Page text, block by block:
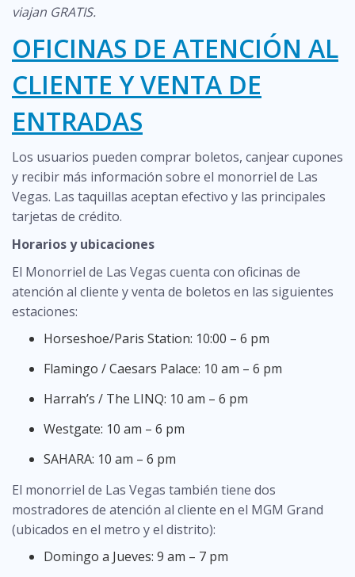
viajan GRATIS.
OFICINAS DE ATENCIÓN AL
CLIENTE Y VENTA DE
ENTRADAS
Los usuarios pueden comprar boletos, canjear cupones
y recibir más información sobre el monorriel de Las
Vegas. Las taquillas aceptan efectivo y las principales
tarjetas de crédito.
Horarios y ubicaciones
El Monorriel de Las Vegas cuenta con oficinas de
atención al cliente y venta de boletos en las siguientes
estaciones:
Horseshoe/Paris Station: 10:00 – 6 pm
Flamingo / Caesars Palace: 10 am – 6 pm
Harrah’s / The LINQ: 10 am – 6 pm
Westgate: 10 am – 6 pm
SAHARA: 10 am – 6 pm
El monorriel de Las Vegas también tiene dos
mostradores de atención al cliente en el MGM Grand
(ubicados en el metro y el distrito):
Domingo a Jueves: 9 am – 7 pm